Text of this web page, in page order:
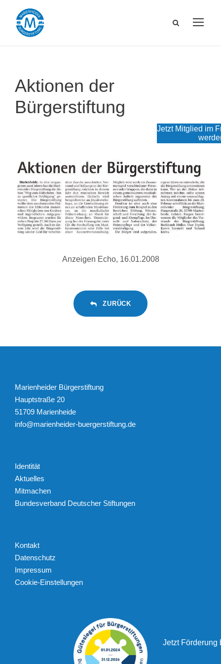
Aktionen der
Bürgerstiftung
Anzeigen Echo, 16.01.2008
ZURÜCK
Marienheider Bürgerstiftung
Hauptstraße 20
51709 Marienheide
info@marienheider-buergerstiftung.de
Identität
Aktuelles
Mitmachen
Bundesverband Deutscher Stiftungen
Kontakt
Datenschutz
Impressum
Cookie-Einstellungen
Jetzt Förderung
Jetzt Mitglied im